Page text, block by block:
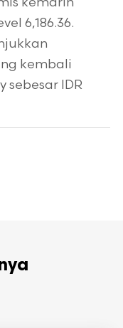
6,186.36.
kembali
IDR